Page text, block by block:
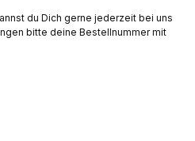
du Dich gerne jederzeit bei uns
bitte deine Bestellnummer mit